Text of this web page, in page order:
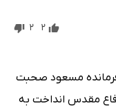
«بودا»،
2
2
مسعود صحبت
مقدس انداخت به